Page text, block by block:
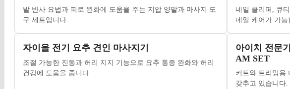
발 반사 요법과 피로 완화에 도움을 주는 지압 양말과 마사지 도
구 세트입니다.
네일 클리퍼, 큐
네일 케어가 가능
자이올 전기 요추 견인 마사지기
조절 가능한 진동과 허리 지지 기능으로 요추 통증 완화와 허리
건강에 도움을 줍니다.
아이치 전문
AM SET
커트와 트리밍용
갖추고 있습니다.